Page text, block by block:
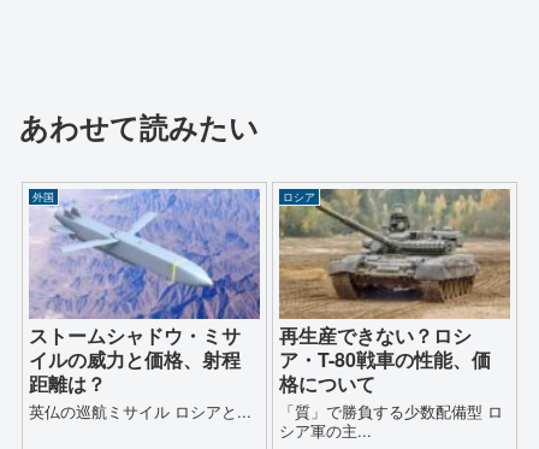
あわせて読みたい
外国
ストームシャドウ・ミサ
イルの威力と価格、射程
距離は？
英仏の巡航ミサイル ロシアと...
ロシア
再生産できない？ロシ
ア・T-80戦車の性能、価
格について
「質」で勝負する少数配備型 ロ
シア軍の主...